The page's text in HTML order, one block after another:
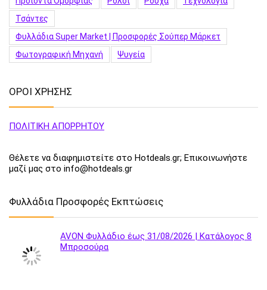
Τσάντες
Φυλλάδια Super Market | Προσφορές Σούπερ Μάρκετ
Φωτογραφική Μηχανή
Ψυγεία
ΟΡΟΙ ΧΡΗΣΗΣ
ΠΟΛΙΤΙΚΗ ΑΠΟΡΡΗΤΟΥ
Θέλετε να διαφημιστείτε στο Hotdeals.gr; Επικοινωνήστε
μαζί μας στο info@hotdeals.gr
Φυλλάδια Προσφορές Εκπτώσεις
AVON Φυλλάδιο έως 31/08/2026 | Κατάλογος 8
Μπροσούρα